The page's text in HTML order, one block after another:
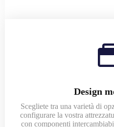
Design
Scegliete tra una varietà di
configurare la vostra
con componenti